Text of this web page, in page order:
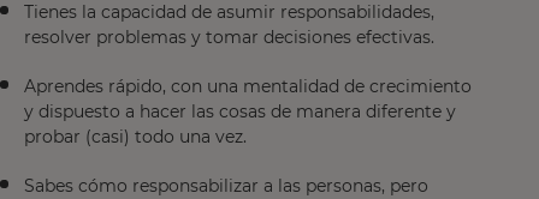
Tienes la capacidad de asumir responsabilidades,
resolver problemas y tomar decisiones efectivas.
Aprendes rápido, con una mentalidad de crecimiento
y dispuesto a hacer las cosas de manera diferente y
probar (casi) todo una vez.
Sabes cómo responsabilizar a las personas, pero